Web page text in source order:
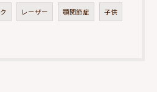
レーザー 顎関節症 子供